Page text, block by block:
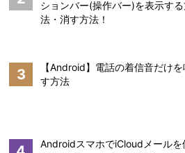
ションバー(操作バー)を表示す
法・消す方法！
3
【Android】電話の着信音だけを
す方法
AndroidスマホでiCloudメールを